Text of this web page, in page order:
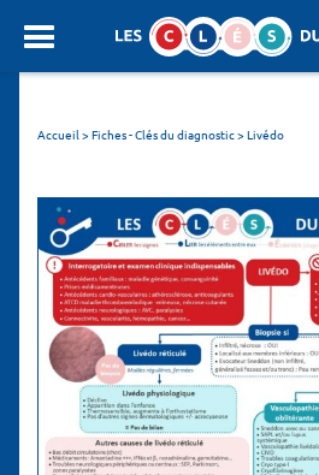
SEARCH :
Accueil>Fiches - Clés du diagnostic>Livédo